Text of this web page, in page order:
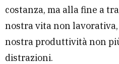
costanza, ma alla fine a
nostra vita non
nostra produttività non
distrazioni.